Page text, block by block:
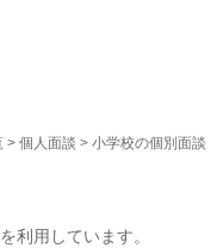
>個人面談 > 小学校の個別面談
利用しています。